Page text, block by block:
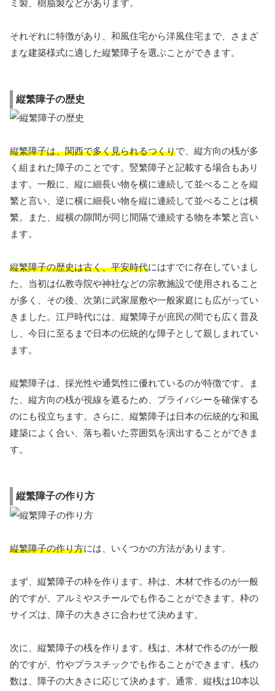
ミ製、樹脂製などがあります。
それぞれに特徴があり、和風住宅から洋風住宅まで、さまざ
まな建築様式に適した縦繁障子を選ぶことができます。
縦繁障子の歴史
縦繁障子は、関西で多く見られるつくりで、縦方向の桟が多
く組まれた障子のことです。竪繁障子と記載する場合もあり
ます。一般に、縦に細長い物を横に連続して並べることを縦
繁と言い、逆に横に細長い物を縦に連続して並べることは横
繁。また、縦横の隙間が同じ間隔で連続する物を本繁と言い
ます。
縦繁障子の歴史は古く、平安時代にはすでに存在していまし
た。当初は仏教寺院や神社などの宗教施設で使用されること
が多く、その後、次第に武家屋敷や一般家庭にも広がってい
きました。江戸時代には、縦繁障子が庶民の間でも広く普及
し、今日に至るまで日本の伝統的な障子として親しまれてい
ます。
縦繁障子は、採光性や通気性に優れているのが特徴です。ま
た、縦方向の桟が視線を遮るため、プライバシーを確保する
のにも役立ちます。さらに、縦繁障子は日本の伝統的な和風
建築によく合い、落ち着いた雰囲気を演出することができま
す。
縦繁障子の作り方
縦繁障子の作り方には、いくつかの方法があります。
まず、縦繁障子の枠を作ります。枠は、木材で作るのが一般
的ですが、アルミやスチールでも作ることができます。枠の
サイズは、障子の大きさに合わせて決めます。
次に、縦繁障子の桟を作ります。桟は、木材で作るのが一般
的ですが、竹やプラスチックでも作ることができます。桟の
数は、障子の大きさに応じて決めます。通常、縦桟は10本以